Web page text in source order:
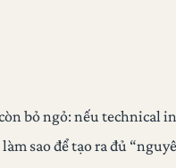
còn bỏ ngỏ: nếu
sao để tạo ra đủ